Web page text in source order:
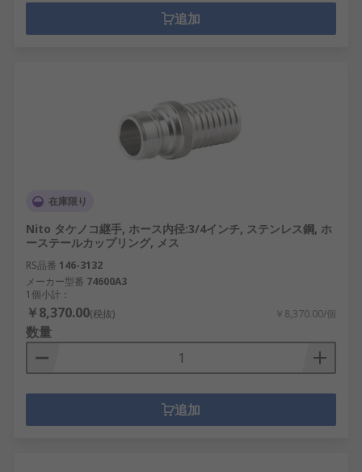
追加
在庫限り
Nito タケノコ継手, ホース内径:3/4インチ, ステンレス鋼, ホ
ーステールカップリング, メス
RS品番 146-3132
メーカー型番 74600A3
1個小計：
￥8,370.00(税抜) ￥8,370.00/個
数量
追加